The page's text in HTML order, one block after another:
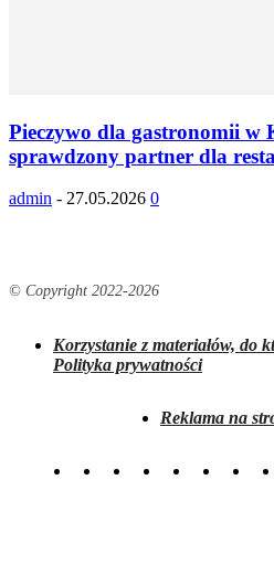
Pieczywo dla gastronomii w
sprawdzony partner dla
admin - 27.05.2026 0
© Copyright 2022-2026
Korzystanie z materiałów, do
Polityka prywatności
Reklama na